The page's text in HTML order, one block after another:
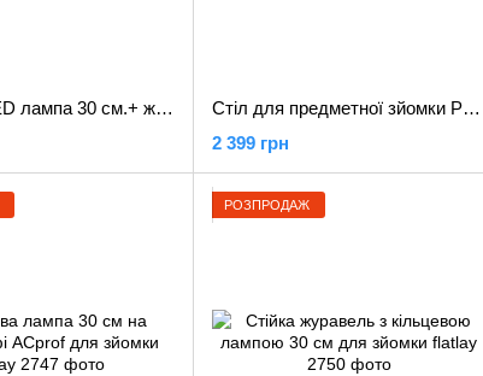
Кільцева LED лампа 30 см.+ журавль підлогова стійка (набір для зйомки flatlay)
Стіл для предметної зйомки Prolighting 60х100см
2 399 грн
РОЗПРОДАЖ